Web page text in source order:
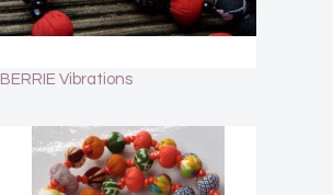
BERRIE Vibrations